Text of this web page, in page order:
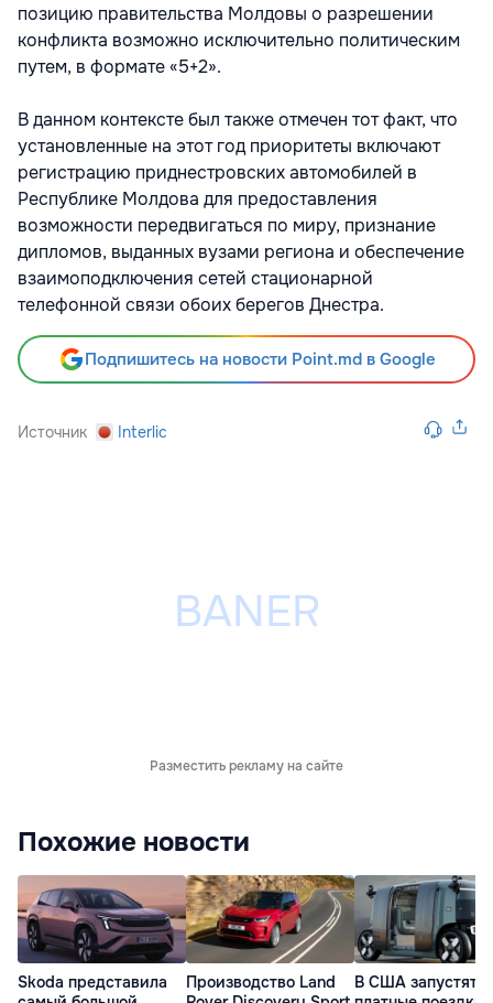
позицию правительства Молдовы о разрешении
конфликта возможно исключительно политическим
путем, в формате «5+2».
В данном контексте был также отмечен тот факт, что
установленные на этот год приоритеты включают
регистрацию приднестровских автомобилей в
Республике Молдова для предоставления
возможности передвигаться по миру, признание
дипломов, выданных вузами региона и обеспечение
взаимоподключения сетей стационарной
телефонной связи обоих берегов Днестра.
Подпишитесь на новости Point.md в Google
Источник Interlic
Разместить рекламу на сайте
Похожие новости
Skoda представила
Производство Land
В США запустят